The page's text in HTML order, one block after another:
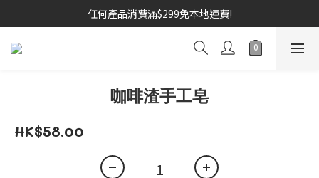
任何產品消費滿$299免本地運費!
咖啡渣手工皂
HK$58.00